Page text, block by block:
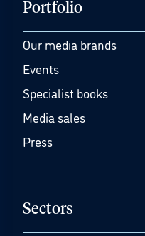
Portfolio
Our media brands
Events
Specialist books
Media sales
Press
Sectors